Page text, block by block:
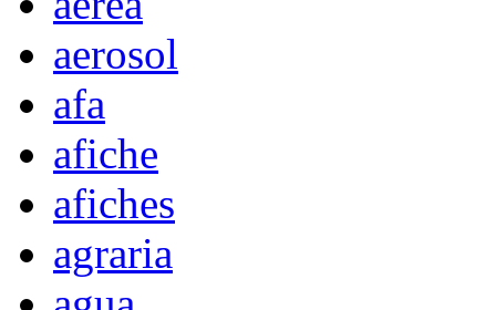
aerosol
afa
afiche
afiches
agraria